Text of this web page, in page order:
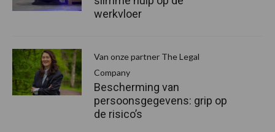
werkvloer
Van onze partner The Legal
Company
Bescherming van
persoonsgegevens: grip op
de risico’s